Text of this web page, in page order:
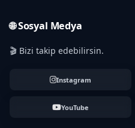
🌐 Sosyal Medya
🎬 Bizi takip edebilirsin.
Instagram
YouTube